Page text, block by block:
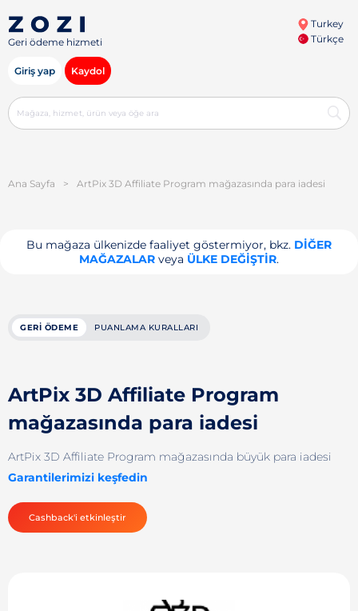
Geri ödeme hizmeti
Turkey
Türkçe
Giriş yap Kaydol
Ana Sayfa > ArtPix 3D Affiliate Program mağazasında para iadesi
Bu mağaza ülkenizde faaliyet göstermiyor, bkz. DIĞER
MAĞAZALARveya ÜLKE DEĞIŞTIR.
GERI ÖDEME PUANLAMA KURALLARI
ArtPix 3D Affiliate Program
mağazasında para iadesi
ArtPix 3D Affiliate Program mağazasında büyük para iadesi
Garantilerimizi keşfedin
Cashback'i etkinleştir